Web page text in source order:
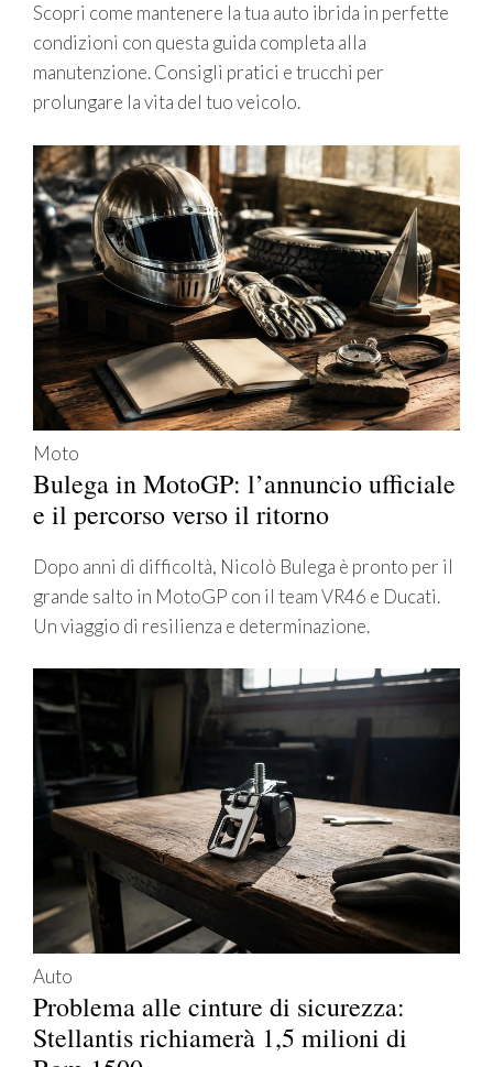
Scopri come mantenere la tua auto ibrida in perfette
condizioni con questa guida completa alla
manutenzione. Consigli pratici e trucchi per
prolungare la vita del tuo veicolo.
Moto
Bulega in MotoGP: l’annuncio ufficiale
e il percorso verso il ritorno
Dopo anni di difficoltà, Nicolò Bulega è pronto per il
grande salto in MotoGP con il team VR46 e Ducati.
Un viaggio di resilienza e determinazione.
Auto
Problema alle cinture di sicurezza:
Stellantis richiamerà 1,5 milioni di